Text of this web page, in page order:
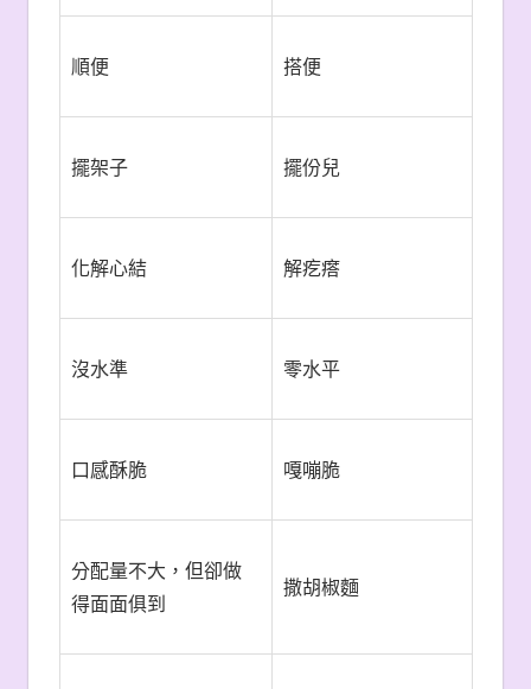
順便 搭便
擺架子 擺份兒
化解心結 解疙瘩
沒水準 零水平
口感酥脆 嘎嘣脆
分配量不大，但卻做
得面面俱到
撒胡椒麵